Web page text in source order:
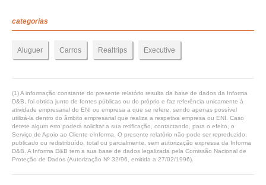
categorias
Aluguer Carros Realtrips Executive
(1) A informação constante do presente relatório resulta da base de dados da Informa
D&B, foi obtida junto de fontes públicas ou do próprio e faz referência unicamente à
atividade empresarial do ENI ou empresa a que se refere, sendo apenas possível
utilizá-la dentro do âmbito empresarial que realiza a respetiva empresa ou ENI. Caso
detete algum erro poderá solicitar a sua retificação, contactando, para o efeito, o
Serviço de Apoio ao Cliente eInforma. O presente relatório não pode ser reproduzido,
publicado ou redistribuído, total ou parcialmente, sem autorização expressa da Informa
D&B. A Informa D&B tem a sua base de dados legalizada pela Comissão Nacional de
Proteção de Dados (Autorização Nº 32/96, emitida a 27/02/1996).